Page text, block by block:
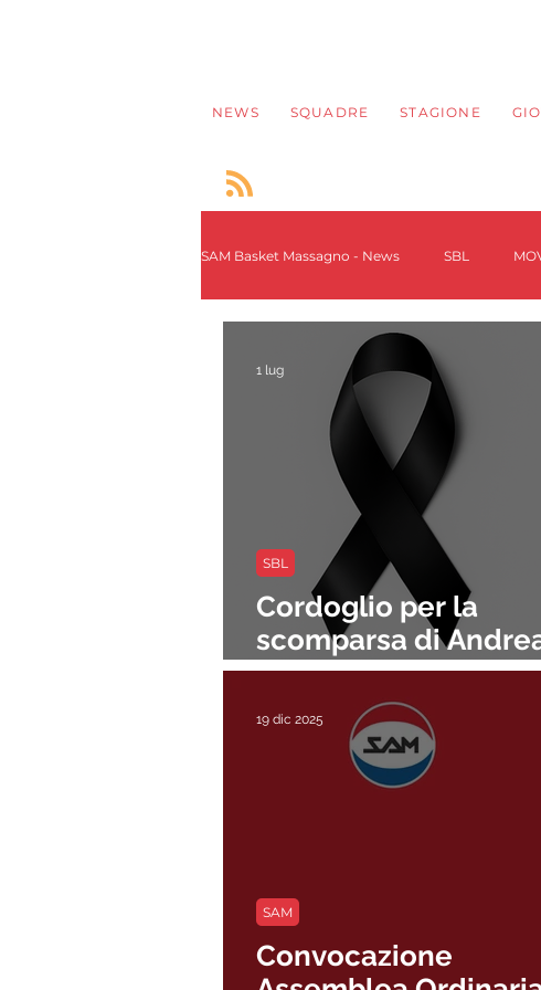
NEWS SQUADRE STAGIONE
SAM Basket Massagno - News SBL
SAM INTERNATIONAL YOUTH TOURNAMENT
Cordoglio per la
scomparsa di
Petitpierre
SBL
1 lug
Convocazione
SAM
19 dic 2025